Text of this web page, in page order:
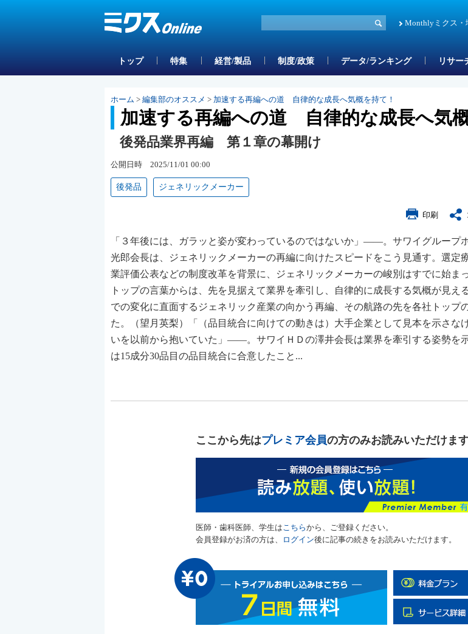
Monthlyミクス・
トップ 特集 経営/製品 制度/政策 データ/ランキング リサー
ホーム > 編集部のオススメ > 加速する再編への道 自律的な成長へ気概を持て！
加速する再編への道 自律的な成長へ気概
後発品業界再編 第１章の幕開け
公開日時 2025/11/01 00:00
後発品 ジェネリックメーカー
印刷
「３年後には、ガラッと姿が変わっているのではないか」――。サワイグループ
光郎会長は、ジェネリックメーカーの再編に向けたスピードをこう見通す。選定
業評価公表などの制度改革を背景に、ジェネリックメーカーの峻別はすでに始ま
トップの言葉からは、先を見据えて業界を牽引し、自律的に成長する気概が見え
での変化に直面するジェネリック産業の向かう再編、その航路の先を各社トップ
た。（望月英梨）「（品目統合に向けての動きは）大手企業として見本を示さな
いを以前から抱いていた」――。サワイＨＤの澤井会長は業界を牽引する姿勢を
は15成分30品目の品目統合に合意したこと...
ここから先はプレミア会員の方のみお読みいただけます
医師・歯科医師、学生は こちらから、ご登録ください。
会員登録がお済の方は、
ログイン後に記事の続きをお読みいただけます。